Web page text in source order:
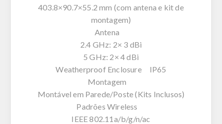
403.8×90.7×55.2 mm (com antena e kit de
montagem)
Antena
2.4 GHz: 2× 3 dBi
5 GHz: 2× 4 dBi
Weatherproof Enclosure IP65
Montagem
Montável em Parede/Poste (Kits Inclusos)
Padrões Wireless
IEEE 802.11a/b/g/n/ac